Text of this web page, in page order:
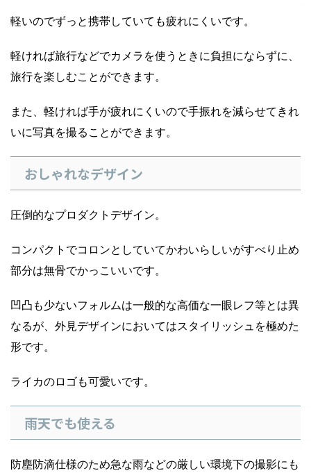
軽いのでずっと携帯していても疲れにくいです。
軽ければ旅行などでカメラを使うときに負担にならずに、
旅行を楽しむことができます。
また、軽ければ手が疲れにくいので手振れを減らせてきれ
いに写真を撮ることができます。
おしゃれなデザイン
圧倒的なプロダクトデザイン。
コンパクトでコロンとしていてかわいらしいがすべり止め
部分は無骨でかっこいいです。
凹凸も少ないフォルムは一般的な高価な一眼レフ等とは異
なるが、外見デザインにおいてはスタイリッシュを極めた
形です。
ライカのロゴも可愛いです。
雨天でも使える
防塵防滴仕様のため急な雨などの厳しい環境下の撮影にも